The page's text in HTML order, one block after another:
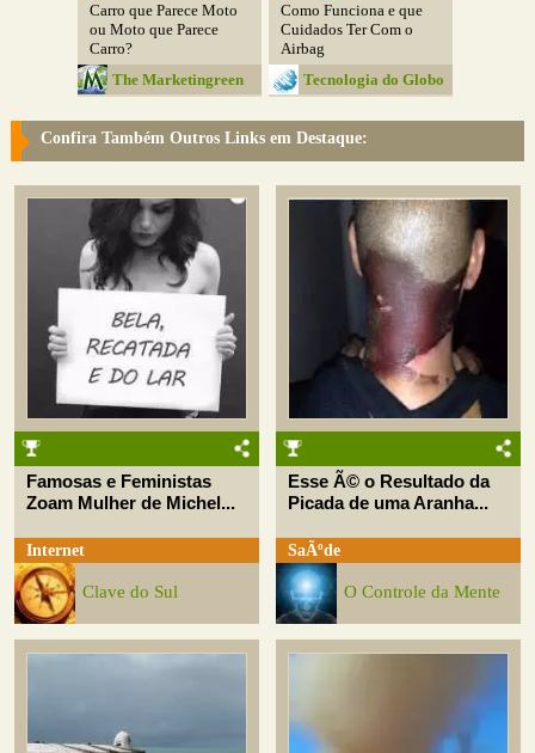
Carro que Parece Moto
ou Moto que Parece
Carro?
The Marketingreen
Como Funciona e que
Cuidados Ter Com o
Airbag
Tecnologia do Globo
Confira Também Outros Links em Destaque:
Famosas e Feministas
Zoam Mulher de Michel...
Internet
Clave do Sul
Esse Ã© o Resultado da
Picada de uma Aranha...
SaÃºde
O Controle da Mente